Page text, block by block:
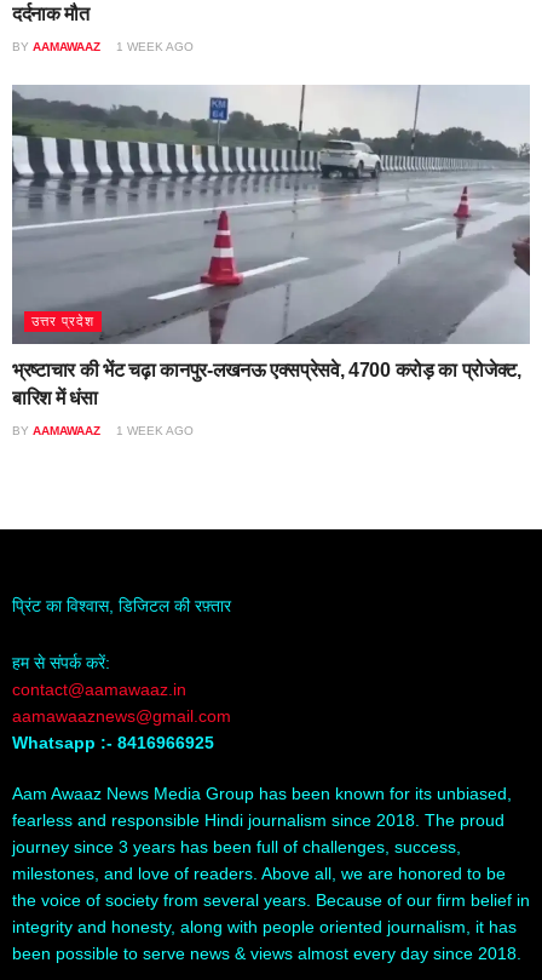
दर्दनाक मौत
BY AAMAWAAZ 1 WEEK AGO
उत्तर प्रदेश
भ्रष्टाचार की भेंट चढ़ा कानपुर-लखनऊ एक्सप्रेसवे, 4700 करोड़ का प्रोजेक्ट,
बारिश में धंसा
BY AAMAWAAZ 1 WEEK AGO
प्रिंट का विश्वास, डिजिटल की रफ़्तार
हम से संपर्क करें:
contact@aamawaaz.in
aamawaaznews@gmail.com
Whatsapp :- 8416966925
Aam Awaaz News Media Group has been known for its unbiased,
fearless and responsible Hindi journalism since 2018. The proud
journey since 3 years has been full of challenges, success,
milestones, and love of readers. Above all, we are honored to be
the voice of society from several years. Because of our firm belief in
integrity and honesty, along with people oriented journalism, it has
been possible to serve news & views almost every day since 2018.